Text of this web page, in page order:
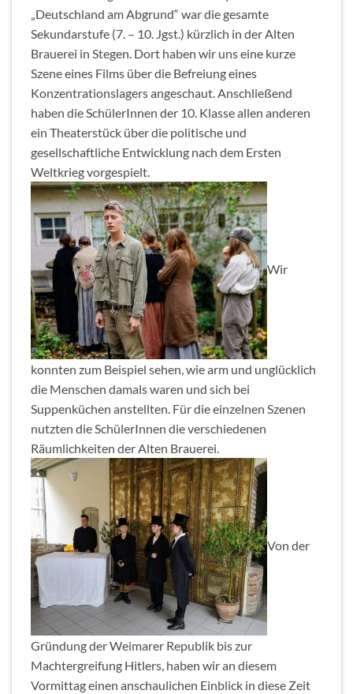
„Deutschland am Abgrund“ war die gesamte
Sekundarstufe (7. – 10. Jgst.) kürzlich in der Alten
Brauerei in Stegen. Dort haben wir uns eine kurze
Szene eines Films über die Befreiung eines
Konzentrationslagers angeschaut. Anschließend
haben die SchülerInnen der 10. Klasse allen anderen
ein Theaterstück über die politische und
gesellschaftliche Entwicklung nach dem Ersten
Weltkrieg vorgespielt.
Wir
konnten zum Beispiel sehen, wie arm und unglücklich
die Menschen damals waren und sich bei
Suppenküchen anstellten. Für die einzelnen Szenen
nutzten die SchülerInnen die verschiedenen
Räumlichkeiten der Alten Brauerei.
Von der
Gründung der Weimarer Republik bis zur
Machtergreifung Hitlers, haben wir an diesem
Vormittag einen anschaulichen Einblick in diese Zeit